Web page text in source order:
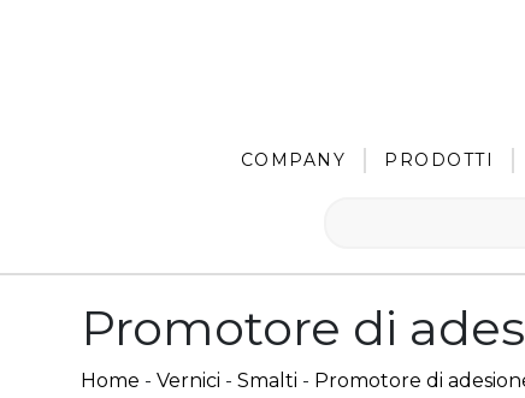
COMPANY PRODOTTI
Promotore di
Home - Vernici - Smalti - Promotore di